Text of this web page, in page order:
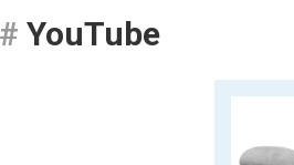
YouTube